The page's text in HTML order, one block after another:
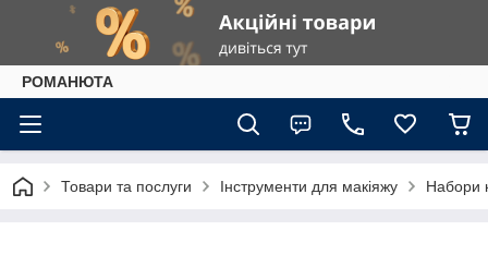
РОМАНЮТА
Товари та послуги Інструменти для макіяжу Набори